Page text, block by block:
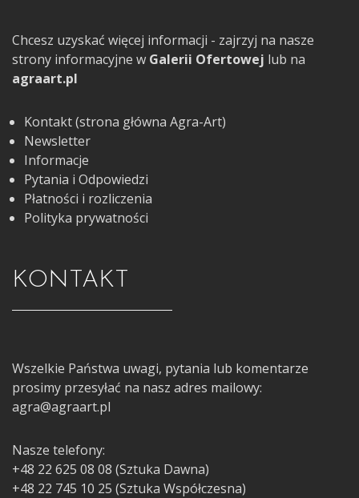
Chcesz uzyskać więcej informacji - zajrzyj na nasze
strony informacyjne w Galerii Ofertowej lub na
agraart.pl
Kontakt (strona główna Agra-Art)
Newsletter
Informacje
Pytania i Odpowiedzi
Płatności i rozliczenia
Polityka prywatności
KONTAKT
Wszelkie Państwa uwagi, pytania lub komentarze
prosimy przesyłać na nasz adres mailowy:
agra@agraart.pl
Nasze telefony:
+48 22 625 08 08 (Sztuka Dawna)
+48 22 745 10 25 (Sztuka Współczesna)